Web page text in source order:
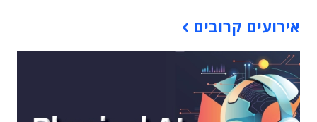
אירועים קרובים